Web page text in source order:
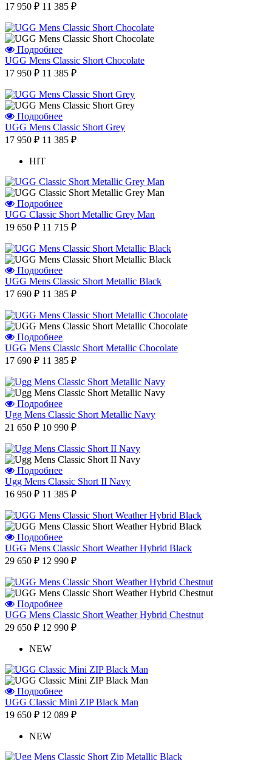
17 950 ₽ 11 385 ₽
Подробнее
UGG Mens Classic Short Chocolate
17 950 ₽ 11 385 ₽
Подробнее
UGG Mens Classic Short Grey
17 950 ₽ 11 385 ₽
HIT
Подробнее
UGG Classic Short Metallic Grey Man
19 650 ₽ 11 715 ₽
Подробнее
UGG Mens Classic Short Metallic Black
17 690 ₽ 11 385 ₽
Подробнее
UGG Mens Classic Short Metallic Сhocolate
17 690 ₽ 11 385 ₽
Подробнее
Ugg Mens Classic Short Metallic Navy
21 650 ₽ 10 990 ₽
Подробнее
Ugg Mens Classic Short II Navy
16 950 ₽ 11 385 ₽
Подробнее
UGG Mens Classic Short Weather Hybrid Black
29 650 ₽ 12 990 ₽
Подробнее
UGG Mens Classic Short Weather Hybrid Chestnut
29 650 ₽ 12 990 ₽
NEW
Подробнее
UGG Classic Mini ZIP Black Man
19 650 ₽ 12 089 ₽
NEW